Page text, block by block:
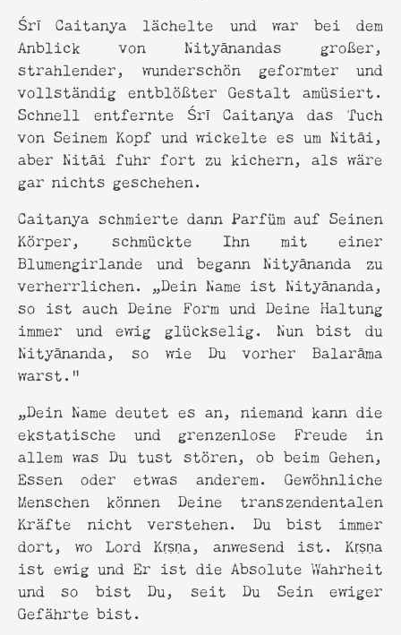
Śrī Caitanya lächelte und war bei dem
Anblick von Nityānandas großer,
strahlender, wunderschön geformter und
vollständig entblößter Gestalt amüsiert.
Schnell entfernte Śrī Caitanya das Tuch
von Seinem Kopf und wickelte es um Nitāi,
aber Nitāi fuhr fort zu kichern, als wäre
gar nichts geschehen.
Caitanya schmierte dann Parfüm auf Seinen
Körper, schmückte Ihn mit einer
Blumengirlande und begann Nityānanda zu
verherrlichen. „Dein Name ist Nityānanda,
so ist auch Deine Form und Deine Haltung
immer und ewig glückselig. Nun bist du
Nityānanda, so wie Du vorher Balarāma
warst.“
„Dein Name deutet es an, niemand kann die
ekstatische und grenzenlose Freude in
allem was Du tust stören, ob beim Gehen,
Essen oder etwas anderem. Gewöhnliche
Menschen können Deine transzendentalen
Kräfte nicht verstehen. Du bist immer
dort, wo Lord Kṛṣṇa, anwesend ist. Kṛṣṇa
ist ewig und Er ist die Absolute Wahrheit
und so bist Du, seit Du Sein ewiger
Gefährte bist.